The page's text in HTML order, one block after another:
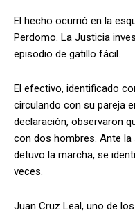
El hecho ocurrió en la
Perdomo. La Justicia
episodio de gatillo fácil.
El efectivo, identificado
circulando con su pareja
declaración, observaron
con dos hombres. Ante
detuvo la marcha, se
veces.
Juan Cruz Leal, uno de